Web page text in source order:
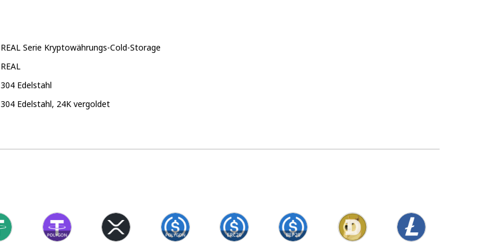
REAL Serie Kryptowährungs-Cold-Storage
REAL
304 Edelstahl
304 Edelstahl, 24K vergoldet